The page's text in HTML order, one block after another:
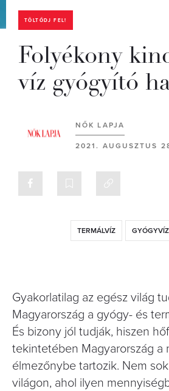
TÖLTŐDJ FEL!
Folyékony
víz gyógyító
NŐK LAPJA
2021. AUGUSZTUS
TERMÁLVÍZ GYÓGYVÍZ
Gyakorlatilag az egész világ
Magyarország a gyógy- és
És bizony jól tudják, hiszen
tekintetében Magyarország a
élmezőnybe tartozik. Nem
világon, ahol ilyen